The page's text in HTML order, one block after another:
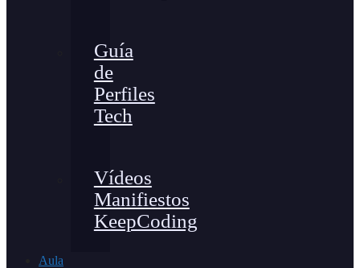
Guía
de
Perfiles
Tech
Vídeos
Manifiestos
KeepCoding
Aula